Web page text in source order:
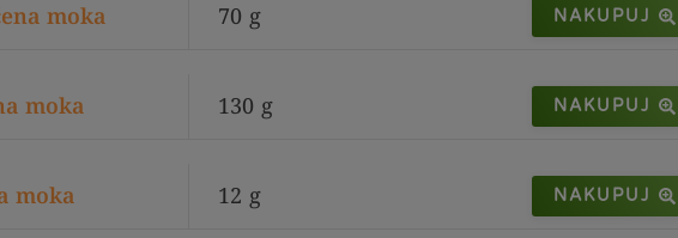
moka 70 g NAKUPUJ
moka 130 g NAKUPUJ
moka 12 g NAKUPUJ